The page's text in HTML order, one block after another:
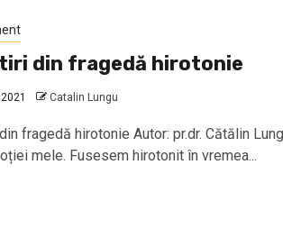
din fragedă hirotonie
Catalin Lungu
fragedă hirotonie Autor: pr.dr. Cătălin
mele. Fusesem hirotonit în vremea...